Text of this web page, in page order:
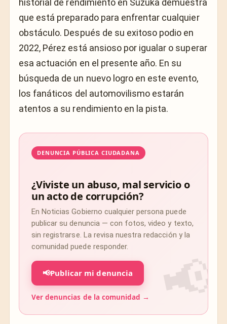
historial de rendimiento en Suzuka demuestra
que está preparado para enfrentar cualquier
obstáculo. Después de su exitoso podio en
2022, Pérez está ansioso por igualar o superar
esa actuación en el presente año. En su
búsqueda de un nuevo logro en este evento,
los fanáticos del automovilismo estarán
atentos a su rendimiento en la pista.
DENUNCIA PÚBLICA CIUDADANA
¿Viviste un abuso, mal servicio o
un acto de corrupción?
En Noticias Gobierno cualquier persona puede
publicar su denuncia — con fotos, video y texto,
sin registrarse. La revisa nuestra redacción y la
comunidad puede responder.
📢Publicar mi denuncia
Ver denuncias de la comunidad →